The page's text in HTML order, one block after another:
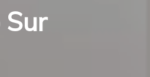
Sur